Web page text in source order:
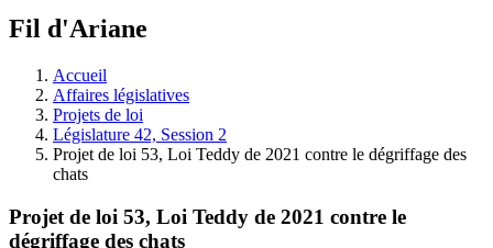
à
législative.
Fil d'Ariane
Accueil
Affaires législatives
Projets de loi
Législature 42, Session 2
Projet de loi 53, Loi Teddy de 2021 contre le dégriffage des
chats
Projet de loi 53, Loi Teddy de 2021 contre le
dégriffage des chats